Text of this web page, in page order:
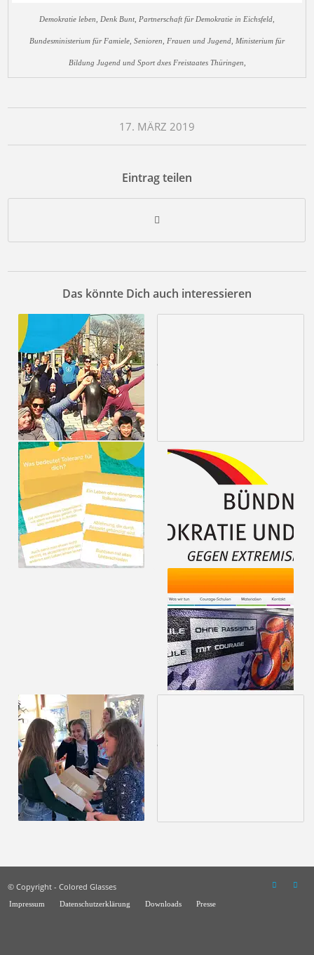
Demokratie leben, Denk Bunt, Partnerschaft für Demokratie in Eichsfeld,
Bundesministerium für Famiele, Senioren, Frauen und Jugend, Ministerium für
Bildung Jugend und Sport dxes Freistaates Thüringen,
17. MÄRZ 2019
Eintrag teilen
Das könnte Dich auch interessieren
© Copyright - Colored Glasses
Impressum Datenschutzerklärung Downloads Presse